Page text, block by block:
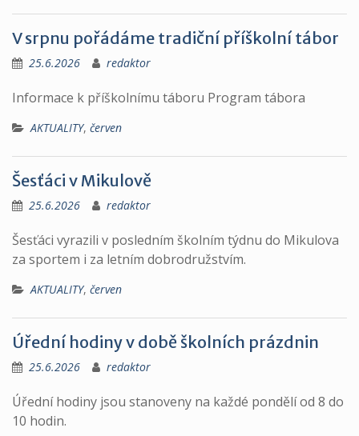
V srpnu pořádáme tradiční příškolní tábor
25.6.2026 redaktor
Informace k příškolnímu táboru Program tábora
AKTUALITY, červen
Šesťáci v Mikulově
25.6.2026 redaktor
Šesťáci vyrazili v posledním školním týdnu do Mikulova
za sportem i za letním dobrodružstvím.
AKTUALITY, červen
Úřední hodiny v době školních prázdnin
25.6.2026 redaktor
Úřední hodiny jsou stanoveny na každé pondělí od 8 do
10 hodin.